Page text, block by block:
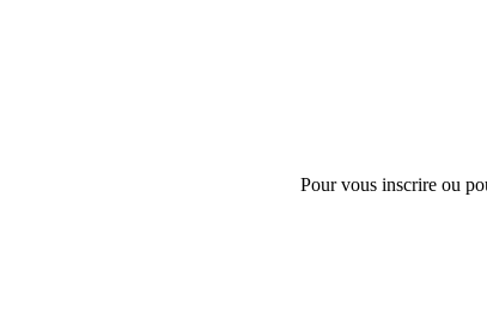
Pour vous inscrire ou